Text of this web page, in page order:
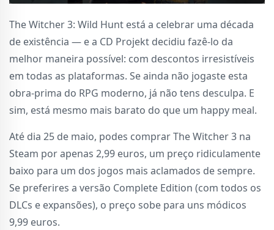
The Witcher 3: Wild Hunt está a celebrar uma década
de existência — e a CD Projekt decidiu fazê-lo da
melhor maneira possível: com descontos irresistíveis
em todas as plataformas. Se ainda não jogaste esta
obra-prima do RPG moderno, já não tens desculpa. E
sim, está mesmo mais barato do que um happy meal.
Até dia 25 de maio, podes comprar The Witcher 3 na
Steam por apenas 2,99 euros, um preço ridiculamente
baixo para um dos jogos mais aclamados de sempre.
Se preferires a versão Complete Edition (com todos os
DLCs e expansões), o preço sobe para uns módicos
9,99 euros.